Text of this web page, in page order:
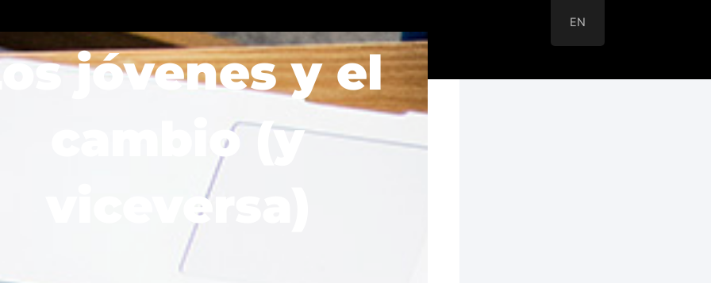
Solutions Sectors Blog Resources
jóvenes y el
cambio (y
viceversa)
EN